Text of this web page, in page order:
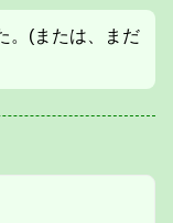
。(または、まだ